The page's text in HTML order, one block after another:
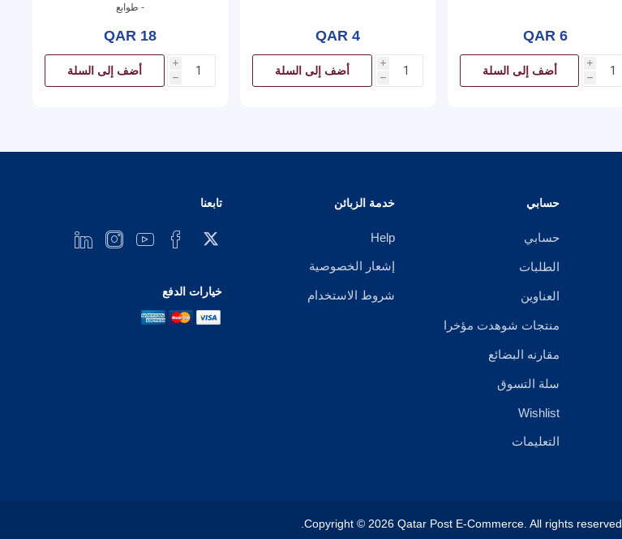
QAR 6
i
h
أضف إلى السلة
QAR 4
i
h
أضف إلى السلة
- طوابع
QAR 18
i
h
أضف إلى السلة
حسابي
حسابي
الطلبات
العناوين
منتجات شوهدت مؤخرا
مقارنه البضائع
سلة التسوق
Wishlist
التعليمات
خدمة الزبائن
Help
إشعار الخصوصية
شروط الاستخدام
تابعنا
خيارات الدفع
Copyright © 2026 Qatar Post E-Commerce. All rights reserved.